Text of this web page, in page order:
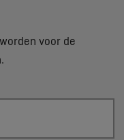
voor de